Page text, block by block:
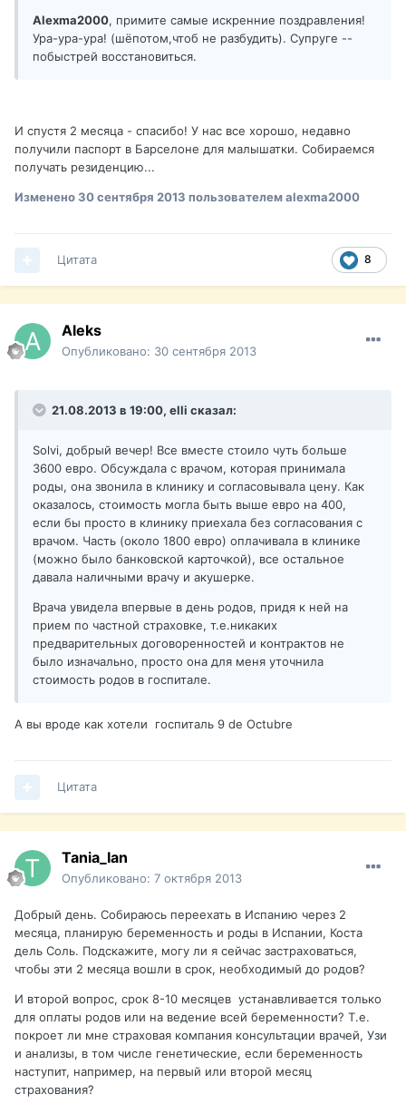
Alexma2000, примите самые искренние поздравления!
Ура-ура-ура! (шёпотом,чтоб не разбудить). Супруге --
побыстрей восстановиться.
И спустя 2 месяца - спасибо! У нас все хорошо, недавно
получили паспорт в Барселоне для малышатки. Собираемся
получать резиденцию...
Изменено30 сентября 2013 пользователем alexma2000
8
Цитата
Aleks
Опубликовано: 30 сентября 2013
21.08.2013 в 19:00, elli сказал:
Solvi, добрый вечер! Все вместе стоило чуть больше
3600 евро. Обсуждала с врачом, которая принимала
роды, она звонила в клинику и согласовывала цену. Как
оказалось, стоимость могла быть выше евро на 400,
если бы просто в клинику приехала без согласования с
врачом. Часть (около 1800 евро) оплачивала в клинике
(можно было банковской карточкой), все остальное
давала наличными врачу и акушерке.
Врача увидела впервые в день родов, придя к ней на
прием по частной страховке, т.е.никаких
предварительных договоренностей и контрактов не
было изначально, просто она для меня уточнила
стоимость родов в госпитале.
А вы вроде как хотели госпиталь 9 de Octubre
Цитата
Tania_Ian
Опубликовано: 7 октября 2013
Добрый день. Собираюсь переехать в Испанию через 2
месяца, планирую беременность и роды в Испании, Коста
дель Соль. Подскажите, могу ли я сейчас застраховаться,
чтобы эти 2 месяца вошли в срок, необходимый до родов?
И второй вопрос, срок 8-10 месяцев устанавливается только
для оплаты родов или на ведение всей беременности? Т.е.
покроет ли мне страховая компания консультации врачей, Узи
и анализы, в том числе генетические, если беременность
наступит, например, на первый или второй месяц
страхования?